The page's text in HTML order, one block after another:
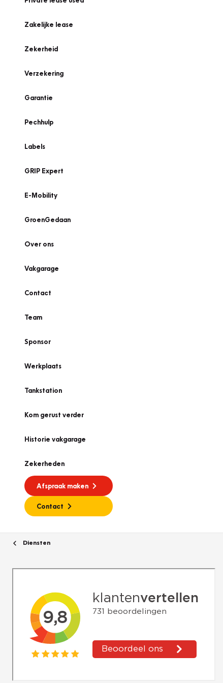
Zakelijke lease
Zekerheid
Verzekering
Garantie
Pechhulp
Labels
GRIP Expert
E-Mobility
GroenGedaan
Over ons
Vakgarage
Contact
Team
Sponsor
Werkplaats
Tankstation
Kom gerust verder
Historie vakgarage
Zekerheden
Afspraak maken
Contact
Diensten